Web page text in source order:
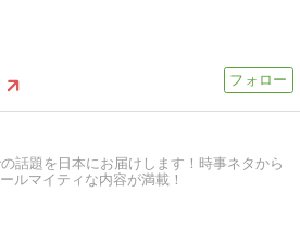
話題を日本にお届けします！時事ネタから
ルマイティな内容が満載！